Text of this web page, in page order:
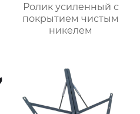
Ролик усиленный с
покрытием чистым
никелем